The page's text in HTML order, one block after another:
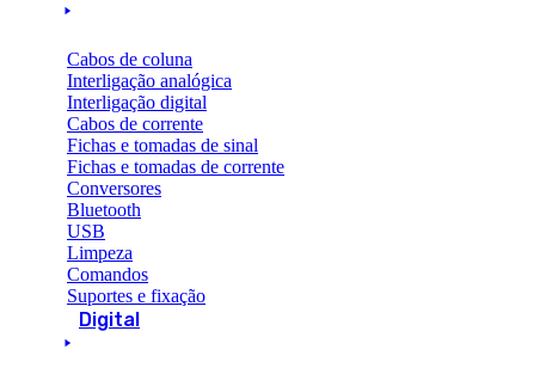
Cabos de coluna
Interligação analógica
Interligação digital
Cabos de corrente
Fichas e tomadas de sinal
Fichas e tomadas de corrente
Conversores
Bluetooth
USB
Limpeza
Comandos
Suportes e fixação
Digital